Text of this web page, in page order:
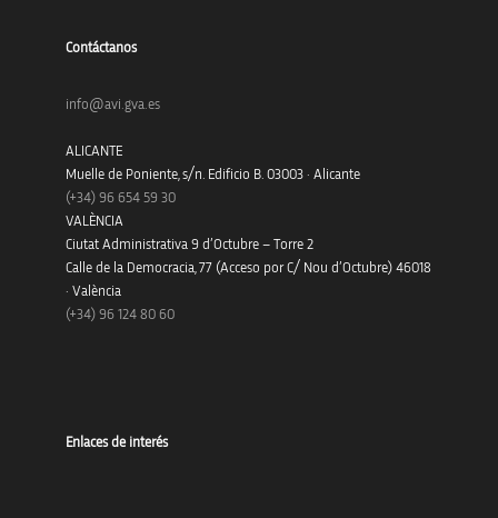
Contáctanos
info@avi.gva.es
ALICANTE
Muelle de Poniente, s/n. Edificio B. 03003 · Alicante
(+34) 96 654 59 30
VALÈNCIA
Ciutat Administrativa 9 d’Octubre – Torre 2
Calle de la Democracia, 77 (Acceso por C/ Nou d’Octubre) 46018
· València
(+34) 96 124 80 60
Enlaces de interés